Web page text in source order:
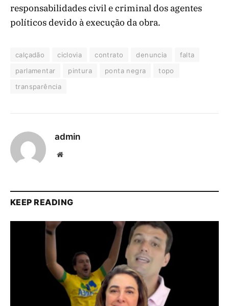
responsabilidades civil e criminal dos agentes
políticos devido à execução da obra.
calçadão ciclovia contrato denuncia
falta
parlamentar
pintura ponta negra
topo
transparência
admin
Website
KEEP READING